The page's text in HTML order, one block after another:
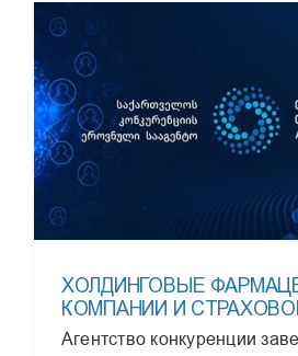
ХОЛДИНГОВЫЕ
КОМПАНИИ И
Агентство конкуренции